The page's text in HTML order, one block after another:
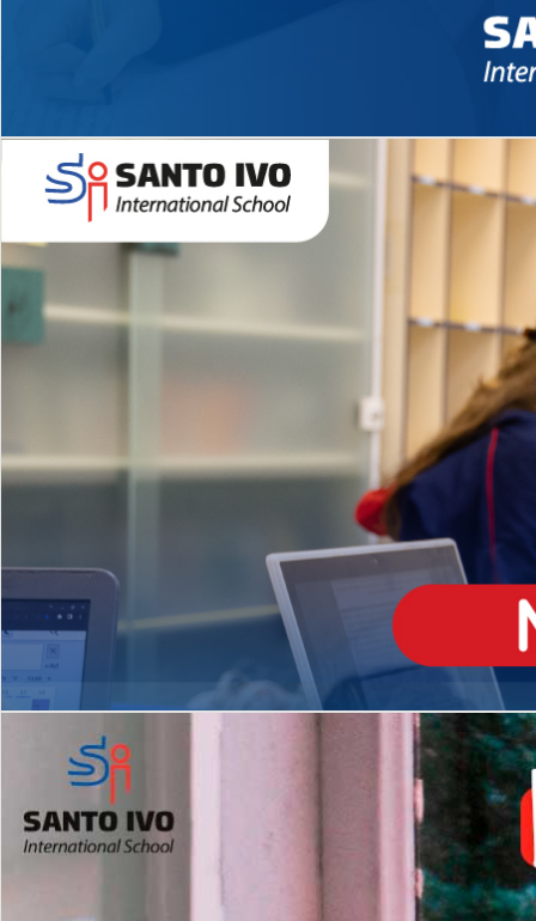
Novidades 2026 High School
Matrículas Abertas 2026
EDUCAÇÃO INFANTIL
Inglês todos os dias
MÉDIO
igh School
Dupla Diplomação
2º AO 5º ANO FUNDAMENTAL